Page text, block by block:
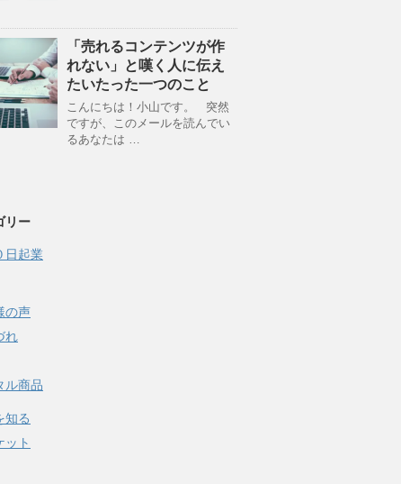
「売れるコンテンツが作
れない」と嘆く人に伝え
たいたった一つのこと
こんにちは！小山です。 突然
ですが、このメールを読んでい
るあなたは …
リー
日起業
の声
れ
ル商品
知る
ット